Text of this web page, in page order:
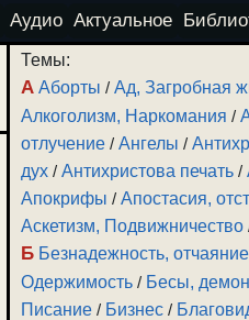
Аудио Актуальное
Темы:
А Аборты /Ад, Загробная
Алкоголизм, Наркомания /
отлучение /Ангелы /
дух /Антихристова печать /
Апокрифы /Апостасия,
Аскетизм, Подвижничество
Б Безнадежность, отчаяние
Одержимость / Бесы,
Писание / Бизнес /